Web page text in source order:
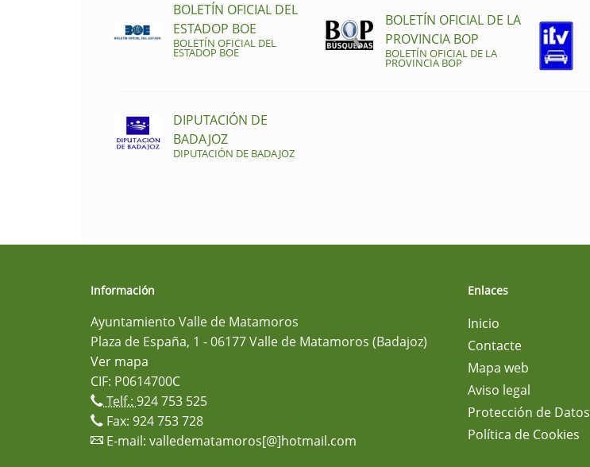
BOLETÍN OFICIAL DEL
ESTADOP BOE
BOLETÍN OFICIAL DEL
ESTADOP BOE
BOLETÍN OFICIAL DE LA
PROVINCIA BOP
BOLETÍN OFICIAL DE LA
PROVINCIA BOP
DIPUTACIÓN DE
BADAJOZ
DIPUTACIÓN DE BADAJOZ
Información
Ayuntamiento Valle de Matamoros
Plaza de España, 1 - 06177 Valle de Matamoros (Badajoz)
Ver mapa
CIF: P0614700C
Telf.: 924 753 525
Fax: 924 753 728
E-mail: valledematamoros[@]hotmail.com
Enlaces
Inicio
Contacte
Mapa web
Aviso legal
Protección de Datos
Política de Cookies